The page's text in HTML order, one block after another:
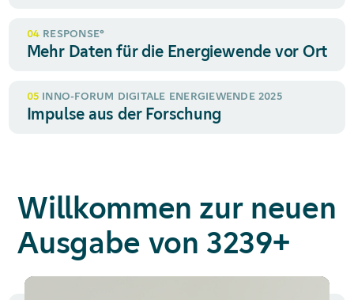
04 RESPONSE°
Mehr Daten für die Energiewende vor Ort
05 INNO-FORUM DIGITALE ENERGIEWENDE 2025
Impulse aus der Forschung
Willkommen zur neuen
Ausgabe von 3239+